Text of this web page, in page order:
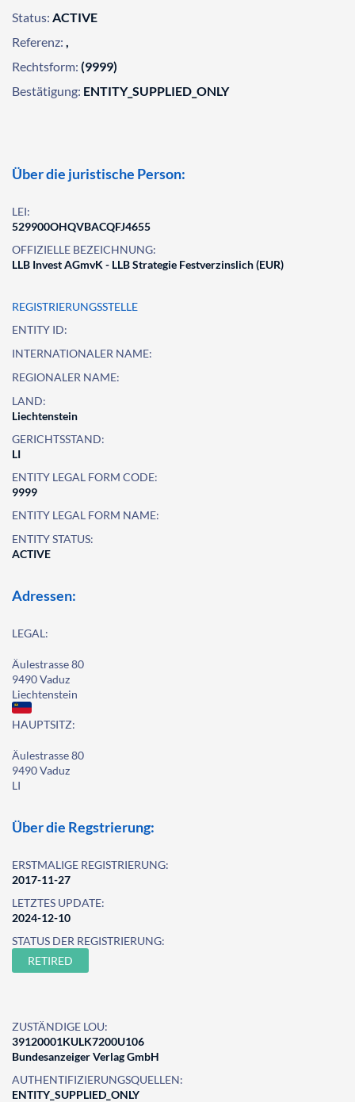
Status: ACTIVE
Referenz: ,
Rechtsform: (9999)
Bestätigung: ENTITY_SUPPLIED_ONLY
Über die juristische Person:
LEI:
529900OHQVBACQFJ4655
OFFIZIELLE BEZEICHNUNG:
LLB Invest AGmvK - LLB Strategie Festverzinslich (EUR)
REGISTRIERUNGSSTELLE
ENTITY ID:
INTERNATIONALER NAME:
REGIONALER NAME:
LAND:
Liechtenstein
GERICHTSSTAND:
LI
ENTITY LEGAL FORM CODE:
9999
ENTITY LEGAL FORM NAME:
ENTITY STATUS:
ACTIVE
Adressen:
LEGAL:
Äulestrasse 80
9490 Vaduz
Liechtenstein
HAUPTSITZ:
Äulestrasse 80
9490 Vaduz
LI
Über die Regstrierung:
ERSTMALIGE REGISTRIERUNG:
2017-11-27
LETZTES UPDATE:
2024-12-10
STATUS DER REGISTRIERUNG:
RETIRED
ZUSTÄNDIGE LOU:
39120001KULK7200U106
Bundesanzeiger Verlag GmbH
AUTHENTIFIZIERUNGSQUELLEN:
ENTITY_SUPPLIED_ONLY